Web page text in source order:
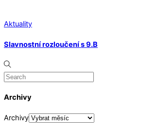
Aktuality
Slavnostní rozloučení s 9.B
Archivy
Archivy